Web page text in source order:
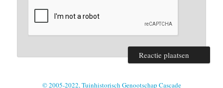
© 2005-2022, Tuinhistorisch Genootschap Cascade